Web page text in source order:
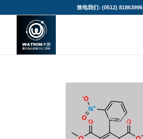
致电我们: (0512) 81863996